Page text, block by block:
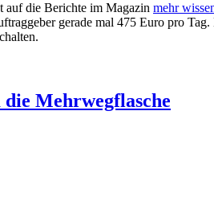
auf die Berichte im Magazin mehr
gerade mal 475 Euro pro
Mehrwegflasche